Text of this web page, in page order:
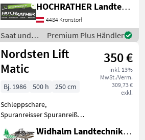
HOCHRATHER Landtechnik GmbH
4484 Kronstorf
Saat und
Pflege /
Nordsten
Premium Plus Händler
Nordsten Lift
Matic
350 €
inkl. 13%
MwSt./Verm.
309,73 €
exkl.
Bj. 1986 500 h
250 cm
Schleppschare,
Spuranreisser Spuranreißer,
Drillmaschinen
Widhalm Landtechnik GmbH